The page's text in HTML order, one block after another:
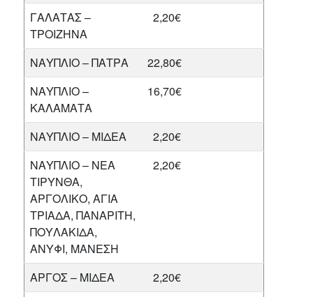
ΓΑΛΑΤΑΣ –
ΤΡΟΙΖΗΝΑ
2,20€
ΝΑΥΠΛΙΟ – ΠΑΤΡΑ
22,80€
ΝΑΥΠΛΙΟ –
ΚΑΛΑΜΑΤΑ
16,70€
ΝΑΥΠΛΙΟ – ΜΙΔΕΑ
2,20€
ΝΑΥΠΛΙΟ – ΝΕΑ
ΤΙΡΥΝΘΑ,
ΑΡΓΟΛΙΚΟ, ΑΓΙΑ
ΤΡΙΑΔΑ, ΠΑΝΑΡΙΤΗ,
ΠΟΥΛΑΚΙΔΑ,
ΑΝΥΦΙ, ΜΑΝΕΣΗ
2,20€
ΑΡΓΟΣ – ΜΙΔΕΑ
2,20€